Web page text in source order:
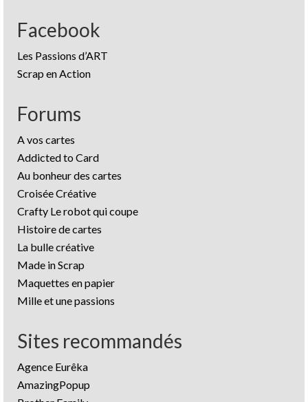
Facebook
Les Passions d’ART
Scrap en Action
Forums
A vos cartes
Addicted to Card
Au bonheur des cartes
Croisée Créative
Crafty Le robot qui coupe
Histoire de cartes
La bulle créative
Made in Scrap
Maquettes en papier
Mille et une passions
Sites recommandés
Agence Eurêka
AmazingPopup